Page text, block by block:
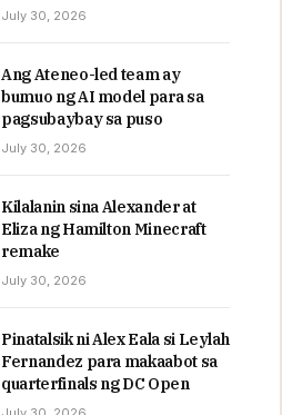
July 30, 2026
Ang Ateneo-led team ay
bumuo ng AI model para sa
pagsubaybay sa puso
July 30, 2026
Kilalanin sina Alexander at
Eliza ng Hamilton Minecraft
remake
July 30, 2026
Pinatalsik ni Alex Eala si Leylah
Fernandez para makaabot sa
quarterfinals ng DC Open